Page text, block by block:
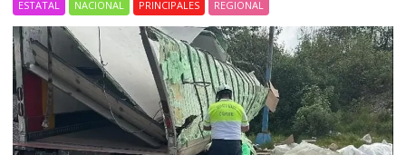
ESTATAL NACIONAL PRINCIPALES REGIONAL